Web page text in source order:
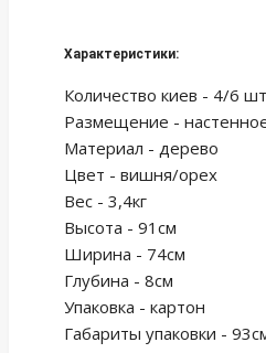
Характеристики:
Количество киев - 4/6
Размещение -
Материал - дерево
Цвет - вишня/орех
Вес - 3,4кг
Высота - 91см
Ширина - 74см
Глубина - 8см
Упаковка - картон
Габариты упаковки -